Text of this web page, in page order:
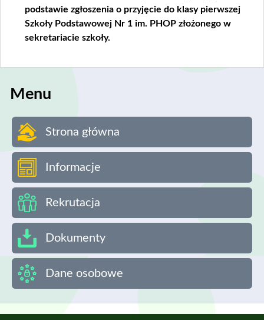
podstawie zgłoszenia o przyjęcie do klasy pierwszej
Szkoły Podstawowej Nr 1 im. PHOP złożonego w
sekretariacie szkoły.
Menu
Strona główna
Informacje
Rekrutacja
Dokumenty
Dane osobowe